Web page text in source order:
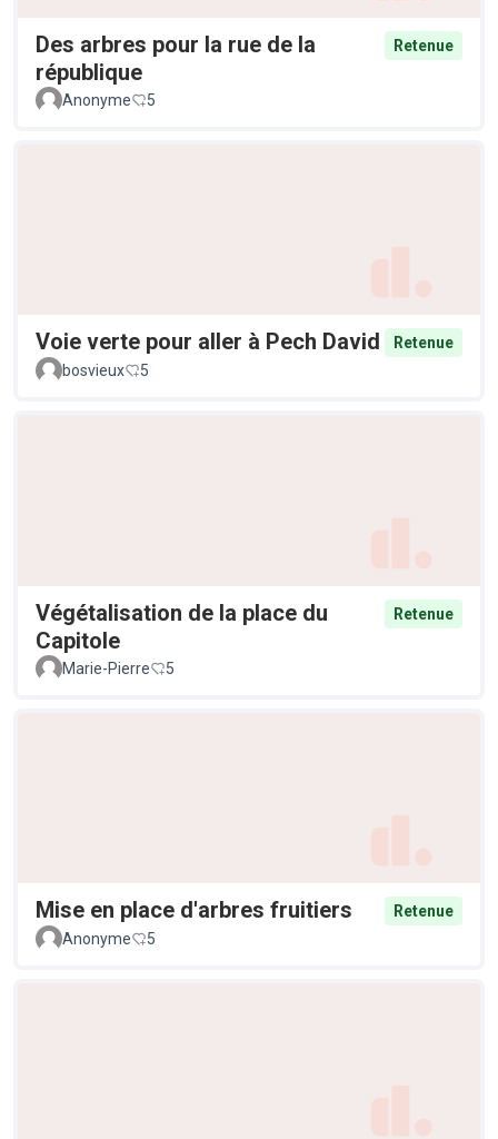
Des arbres pour la rue de la
république
Retenue
Anonyme 5
Voie verte pour aller à Pech David
Retenue
bosvieux
5
Végétalisation de la place du
Capitole
Retenue
Marie-Pierre 5
Mise en place d'arbres fruitiers
Retenue
Anonyme
5